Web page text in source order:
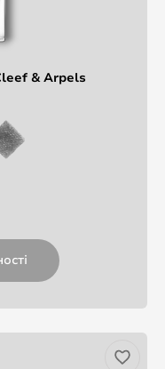
& Arpels